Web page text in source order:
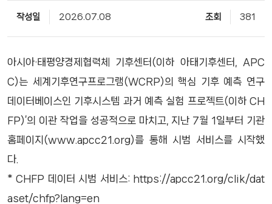
작성일 2026.07.08 조회 381
아시아·태평양경제협력체 기후센터(이하 아태기후센터, APC
C)는 세계기후연구프로그램(WCRP)의 핵심 기후 예측 연구
데이터베이스인 기후시스템 과거 예측 실험 프로젝트(이하 CH
FP)’의 이관 작업을 성공적으로 마치고, 지난 7월 1일부터 기관
홈페이지(www.apcc21.org)를 통해 시범 서비스를 시작했
다.
* CHFP 데이터 시범 서비스: https://apcc21.org/clik/dat
aset/chfp?lang=en